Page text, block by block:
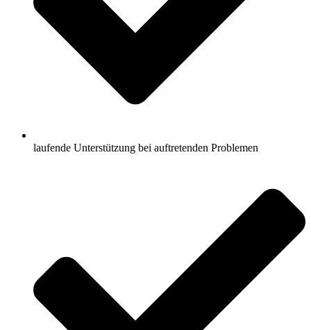
laufende Unterstützung bei auftretenden Problemen